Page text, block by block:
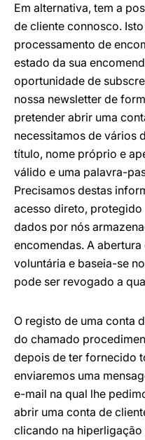
Em alternativa, tem a
de cliente connosco.
processamento de
estado da sua
oportunidade de
nossa newsletter de
pretender abrir uma
necessitamos de vários
título, nome próprio e
válido e uma palavra-
Precisamos destas
acesso direto,
dados por nós
encomendas. A
voluntária e baseia-se
pode ser revogado a
O registo de uma conta
do chamado
depois de ter fornecido
enviaremos uma
e-mail na qual lhe
abrir uma conta de
clicando na